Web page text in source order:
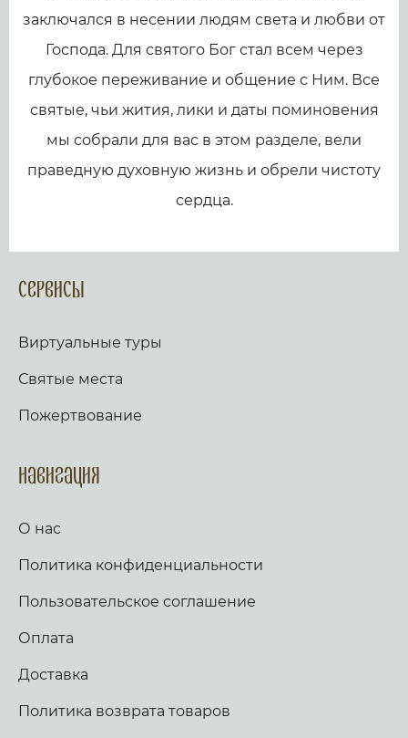
заключался в несении людям света и любви от
Господа. Для святого Бог стал всем через
глубокое переживание и общение с Ним. Все
святые, чьи жития, лики и даты поминовения
мы собрали для вас в этом разделе, вели
праведную духовную жизнь и обрели чистоту
сердца.
Сервисы
Виртуальные туры
Святые места
Пожертвование
Навигация
О нас
Политика конфиденциальности
Пользовательское соглашение
Оплата
Доставка
Политика возврата товаров